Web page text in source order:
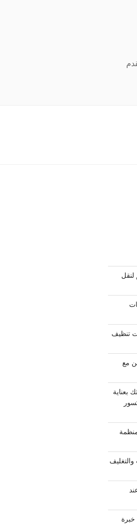
بـ33% خصم لنقل
خدمات تنظيف
آمن مع
أثاثك بعناية
عند
خبرة